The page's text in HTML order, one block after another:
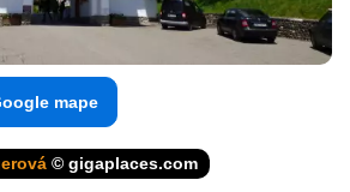
mape
© gigaplaces.com